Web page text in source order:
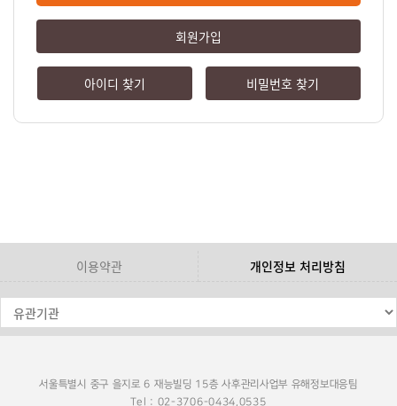
회원가입
아이디 찾기 비밀번호 찾기
이용약관 개인정보 처리방침
서울특별시 중구 을지로 6 재능빌딩 15층 사후관리사업부 유해정보대응팀
Tel : 02-3706-0434,0535